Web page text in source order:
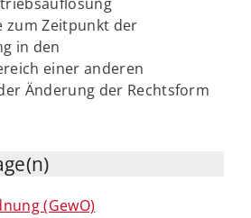
zum Zeitpunkt der
in den
einer anderen
Änderung der Rechtsform
(GewO)